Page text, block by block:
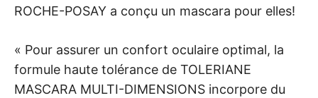
ROCHE-POSAY a conçu un mascara pour elles!
« Pour assurer un confort oculaire optimal, la
formule haute tolérance de TOLERIANE
MASCARA MULTI-DIMENSIONS incorpore du